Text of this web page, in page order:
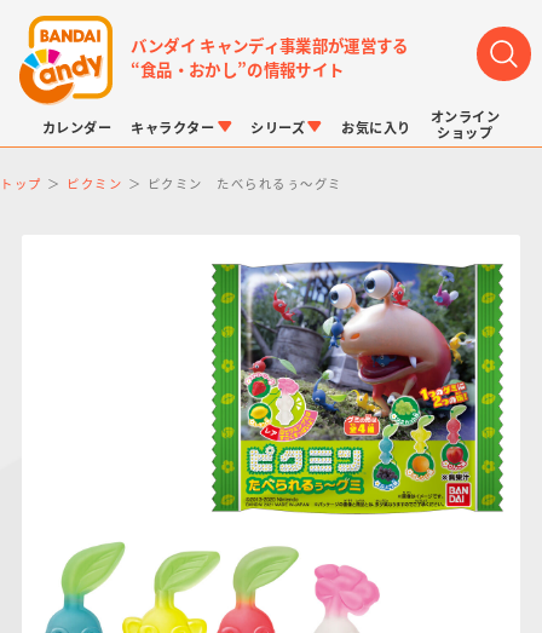
バンダイ キャンディ事業部が運営する
“食品・おかし”の情報サイト
カレンダー キャラクター
仮面ライダーシリー
プリキュアシリーズ
ガンダムシリーズ
ドラゴンボール
シリーズ
キャラパキ
チョコサプ
にふぉるめーしょん
＆スクエアシール
ポケモンキッズ
お気に入り
オンライン
ショップ
トップ ピクミン ピクミン たべられるぅ～グミ